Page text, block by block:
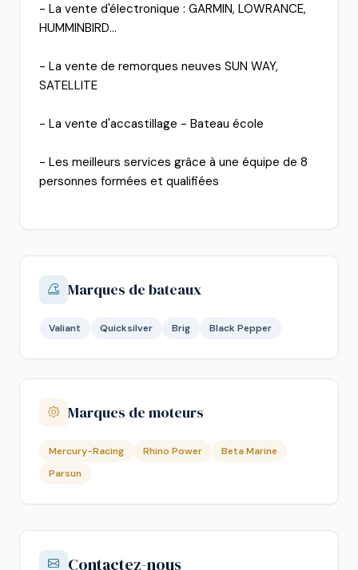
- La vente d'électronique : GARMIN, LOWRANCE,
HUMMINBIRD...
- La vente de remorques neuves SUN WAY,
SATELLITE
- La vente d'accastillage - Bateau école
- Les meilleurs services grâce à une équipe de 8
personnes formées et qualifiées
Marques de bateaux
Valiant Quicksilver Brig Black Pepper
Marques de moteurs
Mercury-Racing Rhino Power
Beta Marine
Parsun
Contactez-nous